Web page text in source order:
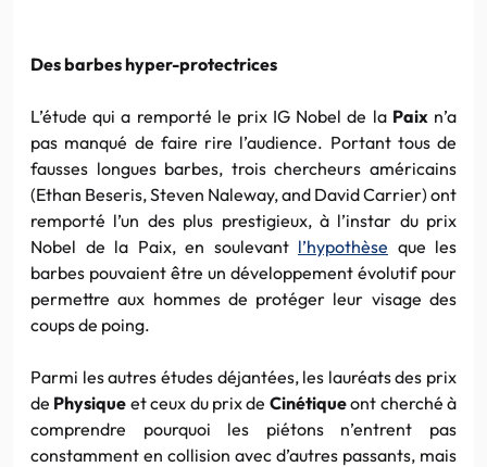
Des barbes hyper-protectrices
L’étude qui a remporté le prix IG Nobel de la Paix n’a
pas manqué de faire rire l’audience. Portant tous de
fausses longues barbes, trois chercheurs américains
(Ethan Beseris, Steven Naleway, and David Carrier) ont
remporté l’un des plus prestigieux, à l’instar du prix
Nobel de la Paix, en soulevant l’hypothèse que les
barbes pouvaient être un développement évolutif pour
permettre aux hommes de protéger leur visage des
coups de poing.
Parmi les autres études déjantées, les lauréats des prix
de Physique et ceux du prix de Cinétiqueont cherché à
comprendre pourquoi les piétons n’entrent pas
constamment en collision avec d’autres passants, mais